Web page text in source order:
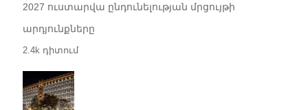
2027 ուստարվա ընդունելության մրցույթի
արդյունքները
2.4k դիտում